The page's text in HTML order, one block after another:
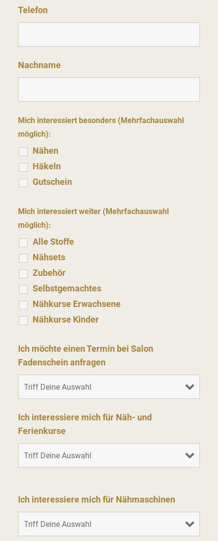
Telefon
Nachname
Mich interessiert besonders (Mehrfachauswahl
möglich):
Nähen
Häkeln
Gutschein
Mich interessiert weiter (Mehrfachauswahl
möglich):
Alle Stoffe
Nähsets
Zubehör
Selbstgemachtes
Nähkurse Erwachsene
Nähkurse Kinder
Ich möchte einen Termin bei Salon
Fadenschein anfragen
Ich interessiere mich für Näh- und
Ferienkurse
Ich interessiere mich für Nähmaschinen